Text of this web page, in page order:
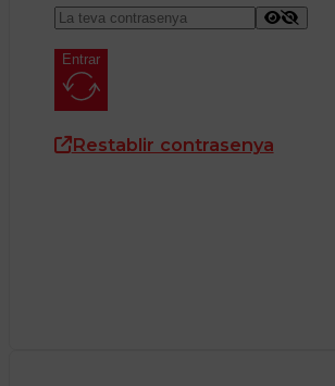
Entrar
Restablir contrasenya